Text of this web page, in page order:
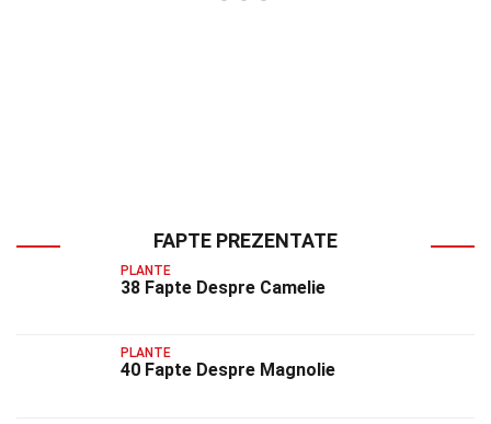
FAPTE PREZENTATE
PLANTE
38 Fapte Despre Camelie
PLANTE
40 Fapte Despre Magnolie